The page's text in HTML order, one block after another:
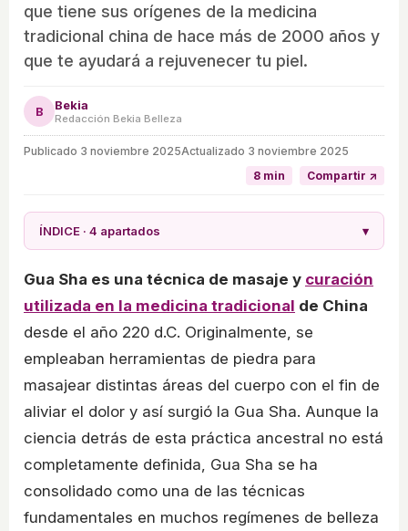
que tiene sus orígenes de la medicina
tradicional china de hace más de 2000 años y
que te ayudará a rejuvenecer tu piel.
B Bekia
Redacción Bekia Belleza
Publicado 3 noviembre 2025Actualizado 3 noviembre 2025
8 min
Compartir ↗
ÍNDICE · 4 apartados ▾
Gua Sha es una técnica de masaje y curación
utilizada en la medicina tradicional de China
desde el año 220 d.C. Originalmente, se
empleaban herramientas de piedra para
masajear distintas áreas del cuerpo con el fin de
aliviar el dolor y así surgió la Gua Sha. Aunque la
ciencia detrás de esta práctica ancestral no está
completamente definida, Gua Sha se ha
consolidado como una de las técnicas
fundamentales en muchos regímenes de belleza